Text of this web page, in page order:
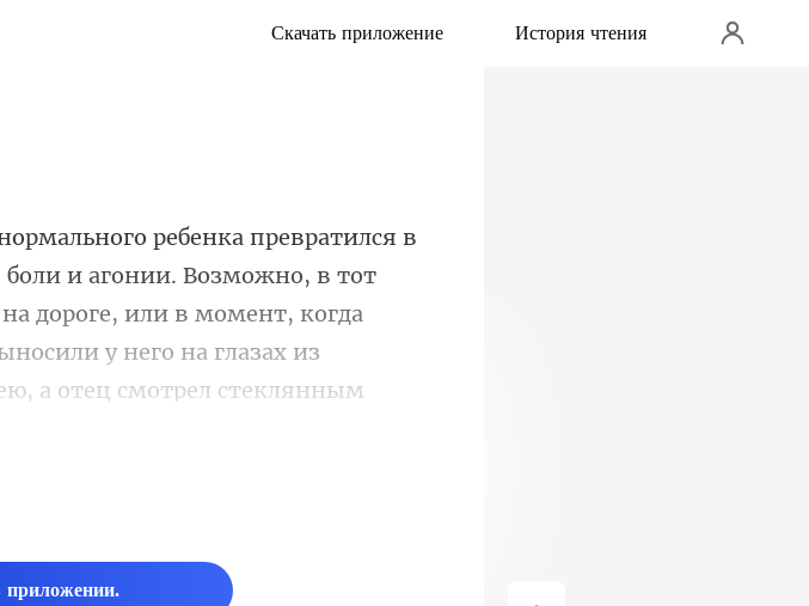
Скачать приложение История чтения
Возможно, в тот
дороге, или в момент, когда
приложении.